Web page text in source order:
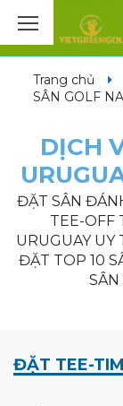
Trang chủ
SÂN GOLF
DỊCH
ĐẶT SÂN
TEE-OFF
URUGUAY UY
ĐẶT TOP 10
SÂN
ĐẶT TEE-